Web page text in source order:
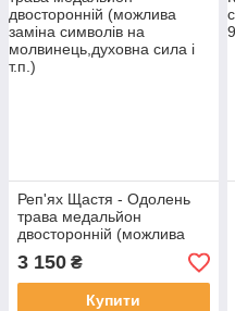
Реп'ях Щастя - Одолень
трава медальйон
двосторонній (можлива
молвинець,духовна сила і
т.п.)
3 150 ₴
Купити